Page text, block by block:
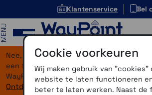
Klantenservice Bel
Nee, je bent niet verdwaald! Onze
een flinke upgrade gekregen. Dezelfde
WayPoint-service, maar dan in een
Ontdek hier wat er allemaal nieuw is.
Cookie voorkeuren
Wij maken gebruik van "cookies"
website te laten functioneren
beter te laten werken. Naast de